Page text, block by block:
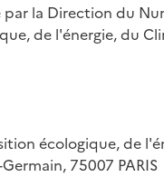
la Direction du
de l'énergie, du
écologique, de
75007 PARIS